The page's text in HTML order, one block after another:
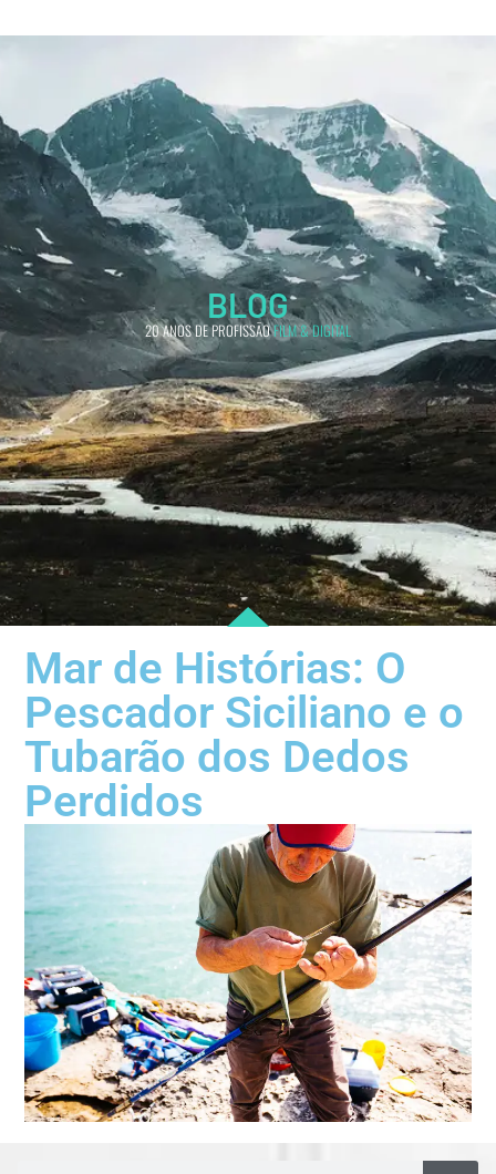
BLOG
20 ANOS DE PROFISSÃOFILM & DIGITAL
Mar de Histórias: O
Pescador Siciliano e o
Tubarão dos Dedos
Perdidos